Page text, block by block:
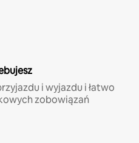
i wyjazdu i łatwo
zobowiązań